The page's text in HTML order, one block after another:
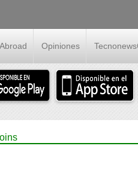
Opiniones